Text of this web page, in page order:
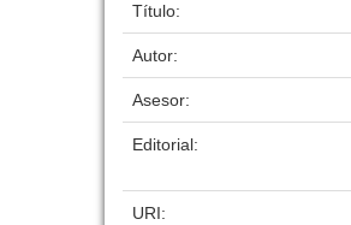
Título:
Autor:
Asesor:
Editorial:
URI: